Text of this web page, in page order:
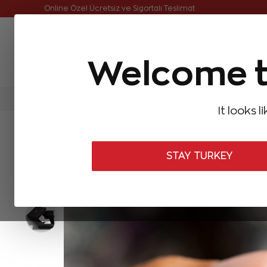
Welcome
It looks
STAY TURKEY
Online Özel 14 Gün Kayıpsız İade
Aynı Gün Kargo Çok Satanlar